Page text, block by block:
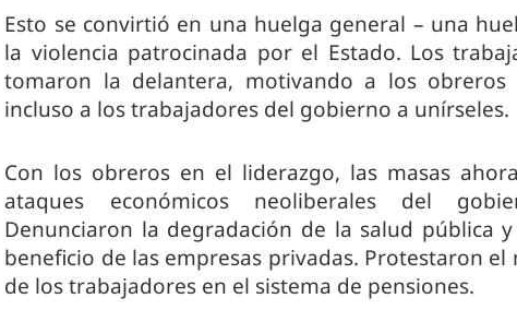
Esto se convirtió en una huelga general – una
la violencia patrocinada por el Estado. Los
tomaron la delantera, motivando a los obreros
incluso a los trabajadores del gobierno a unírseles.
Con los obreros en el liderazgo, las masas
ataques económicos neoliberales del
Denunciaron la degradación de la salud pública
beneficio de las empresas privadas. Protestaron
de los trabajadores en el sistema de pensiones.